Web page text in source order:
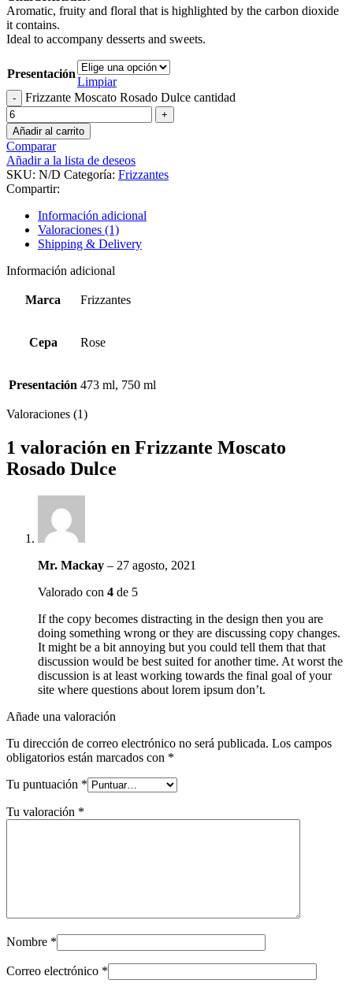
Aromatic, fruity and floral that is highlighted by the carbon dioxide
it contains.
Ideal to accompany desserts and sweets.
Presentación
Limpiar
Frizzante Moscato Rosado Dulce cantidad
Añadir al carrito
Comparar
Añadir a la lista de deseos
SKU: N/D Categoría: Frizzantes
Compartir:
Información adicional
Valoraciones (1)
Shipping & Delivery
Información adicional
Marca Frizzantes
Cepa Rose
Presentación 473 ml, 750 ml
Valoraciones (1)
1 valoración en Frizzante Moscato
Rosado Dulce
Mr. Mackay – 27 agosto, 2021
Valorado con 4 de 5
If the copy becomes distracting in the design then you are
doing something wrong or they are discussing copy changes.
It might be a bit annoying but you could tell them that that
discussion would be best suited for another time. At worst the
discussion is at least working towards the final goal of your
site where questions about lorem ipsum don’t.
Añade una valoración
Tu dirección de correo electrónico no será publicada. Los campos
obligatorios están marcados con *
Tu puntuación *
Tu valoración *
Nombre *
Correo electrónico *